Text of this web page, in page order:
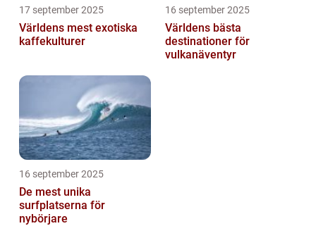
17 september 2025
Världens mest exotiska
kaffekulturer
16 september 2025
Världens bästa
destinationer för
vulkanäventyr
16 september 2025
De mest unika
surfplatserna för
nybörjare